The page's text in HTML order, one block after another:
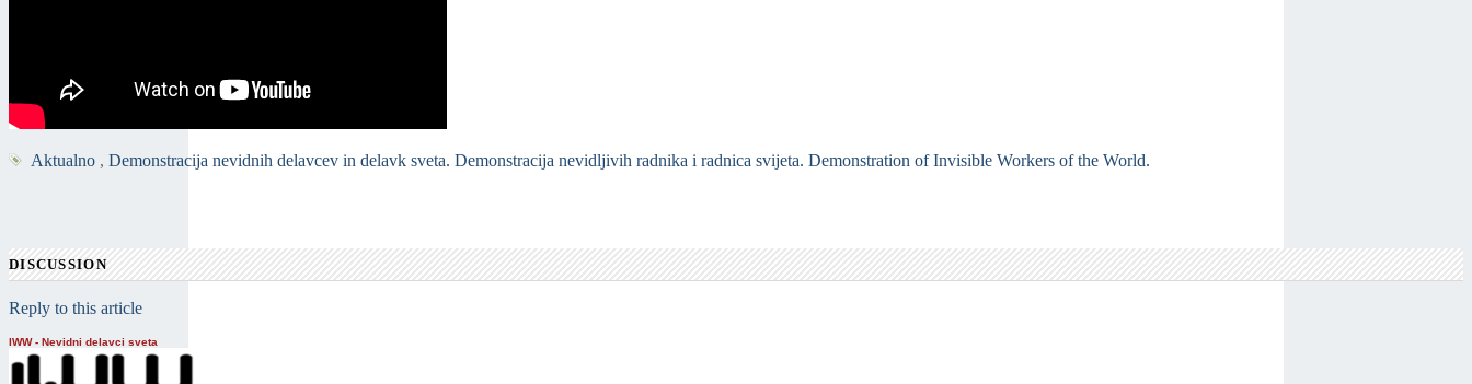
Aktualno, Demonstracija nevidnih delavcev in delavk sveta. Demonstracija nevidljivih radnika i radnica svijeta. Demonstration of Invisible Workers of the World.
DISCUSSION
Reply to this article
IWW - Nevidni delavci sveta